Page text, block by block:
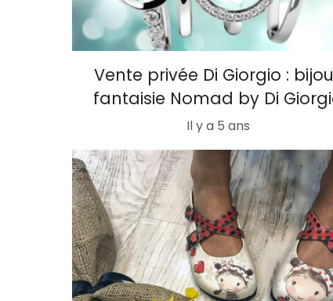
Vente privée Di Giorgio :
fantaisie Nomad by Di
Il y a 5 ans